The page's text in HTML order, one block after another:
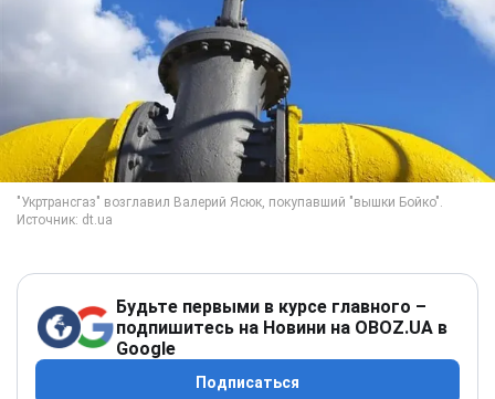
Будьте первыми в курсе главного –
подпишитесь на Новини на OBOZ.UA в
Google
Подписаться